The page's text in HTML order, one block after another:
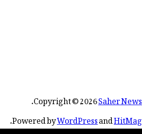
Copyright © 2026Saher News
.
Powered byWordPressandHitMag
.